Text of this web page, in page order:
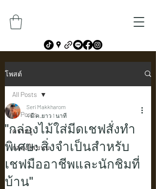
โพสต์
All Posts
ความรู้
กล่องใส่ขนม
All Posts
"กล่องไม้ใส่มีดเชฟสั่งทำ
พิเศษ: สิ่งจำเป็นสำหรับ
เชฟมืออาชีพและนักชิมที่
บ้าน"
Seri Makkharom
4 มี.ค. ยาว 1 นาที